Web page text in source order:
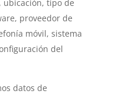
ubicación, tipo de
proveedor de
móvil, sistema
del
datos de